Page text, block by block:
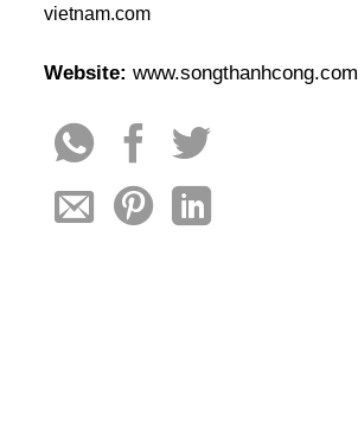
vietnam.com
Website:www.songthanhcong.com